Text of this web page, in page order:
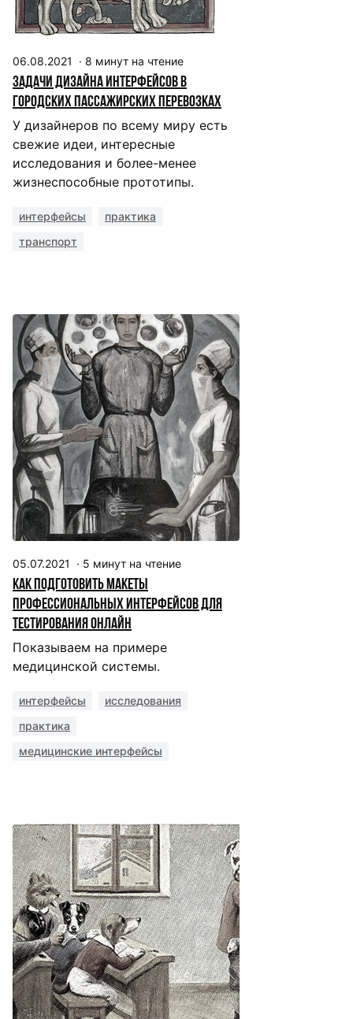
06.08.2021 · 8 минут на чтение
Задачи дизайна интерфейсов в
городских пассажирских перевозках
У дизайнеров по всему миру есть
свежие идеи, интересные
исследования и более-менее
жизнеспособные прототипы.
интерфейсы
практика
транспорт
05.07.2021 · 5 минут на чтение
Как подготовить макеты
профессиональных интерфейсов для
тестирования онлайн
Показываем на примере
медицинской системы.
интерфейсы
исследования
практика
медицинские интерфейсы